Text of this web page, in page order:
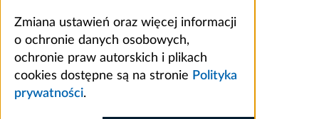
Zmiana ustawień oraz więcej informacji
o ochronie danych osobowych,
ochronie praw autorskich i plikach
cookies dostępne są na stronie Polityka
prywatności.